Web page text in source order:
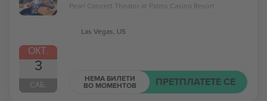
ОКТ.
3
САБ.
Pearl Concert Theater at Palms Casino Resort
Las Vegas, US
НЕМА БИЛЕТИ
ВО МОМЕНТОВ ПРЕТПЛАТЕТЕ СЕ